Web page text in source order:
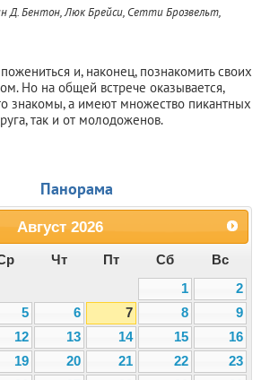
Д. Бентон, Люк Брейси, Сетти Брозвельт,
и, наконец, познакомить своих
Но на общей встрече оказывается,
знакомы, а имеют множество пикантных
так и от молодоженов.
Панорама
Август 2026
Чт Пт Сб
Вс
1
2
5 6 7 8
9
12 13 14 15
16
19 20 21 22
23